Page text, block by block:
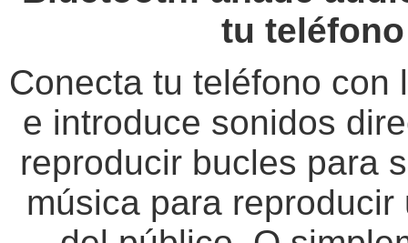
tu
Conecta tu teléfono con
e introduce sonidos
reproducir bucles para
música para